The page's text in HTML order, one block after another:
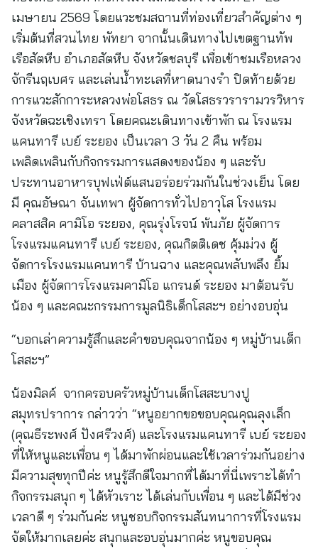
เมษายน 2569 โดยแวะชมสถานที่ท่องเที่ยวสำคัญต่าง ๆ
เริ่มต้นที่สวนไทย พัทยา จากนั้นเดินทางไปเขตฐานทัพ
เรือสัตหีบ อำเภอสัตหีบ จังหวัดชลบุรี เพื่อเข้าชมเรือหลวง
จักรีนฤเบศร และเล่นน้ำทะเลที่หาดนางรำ ปิดท้ายด้วย
การแวะสักการะหลวงพ่อโสธร ณ วัดโสธรวรารามวรวิหาร
จังหวัดฉะเชิงเทรา โดยคณะเดินทางเข้าพัก ณ โรงแรม
แคนทารี เบย์ ระยอง เป็นเวลา 3 วัน 2 คืน พร้อม
เพลิดเพลินกับกิจกรรมการแสดงของน้อง ๆ และรับ
ประทานอาหารบุฟเฟ่ต์แสนอร่อยร่วมกันในช่วงเย็น โดย
มี คุณอัษณา จันเทพา ผู้จัดการทั่วไปอาวุโส โรงแรม
คลาสสิค คามิโอ ระยอง, คุณรุ่งโรจน์ พ้นภัย ผู้จัดการ
โรงแรมแคนทารี เบย์ ระยอง, คุณกิตติเดช คุ้มม่วง ผู้
จัดการโรงแรมแคนทารี บ้านฉาง และคุณพลับพลึง ยิ้ม
เมือง ผู้จัดการโรงแรมคามิโอ แกรนด์ ระยอง มาต้อนรับ
น้อง ๆ และคณะกรรมการมูลนิธิเด็กโสสะฯ อย่างอบอุ่น
“บอกเล่าความรู้สึกและคำขอบคุณจากน้อง ๆ หมู่บ้านเด็ก
โสสะฯ”
น้องมิลค์ จากครอบครัวหมู่บ้านเด็กโสสะบางปู
สมุทรปราการ กล่าวว่า “หนูอยากขอขอบคุณคุณลุงเล็ก
(คุณธีระพงศ์ ปังศรีวงศ์) และโรงแรมแคนทารี เบย์ ระยอง
ที่ให้หนูและเพื่อน ๆ ได้มาพักผ่อนและใช้เวลาร่วมกันอย่าง
มีความสุขทุกปีค่ะ หนูรู้สึกดีใจมากที่ได้มาที่นี่เพราะได้ทำ
กิจกรรมสนุก ๆ ได้หัวเราะ ได้เล่นกับเพื่อน ๆ และได้มีช่วง
เวลาดี ๆ ร่วมกันค่ะ หนูชอบกิจกรรมสันทนาการที่โรงแรม
จัดให้มากเลยค่ะ สนุกและอบอุ่นมากค่ะ หนูขอบคุณ